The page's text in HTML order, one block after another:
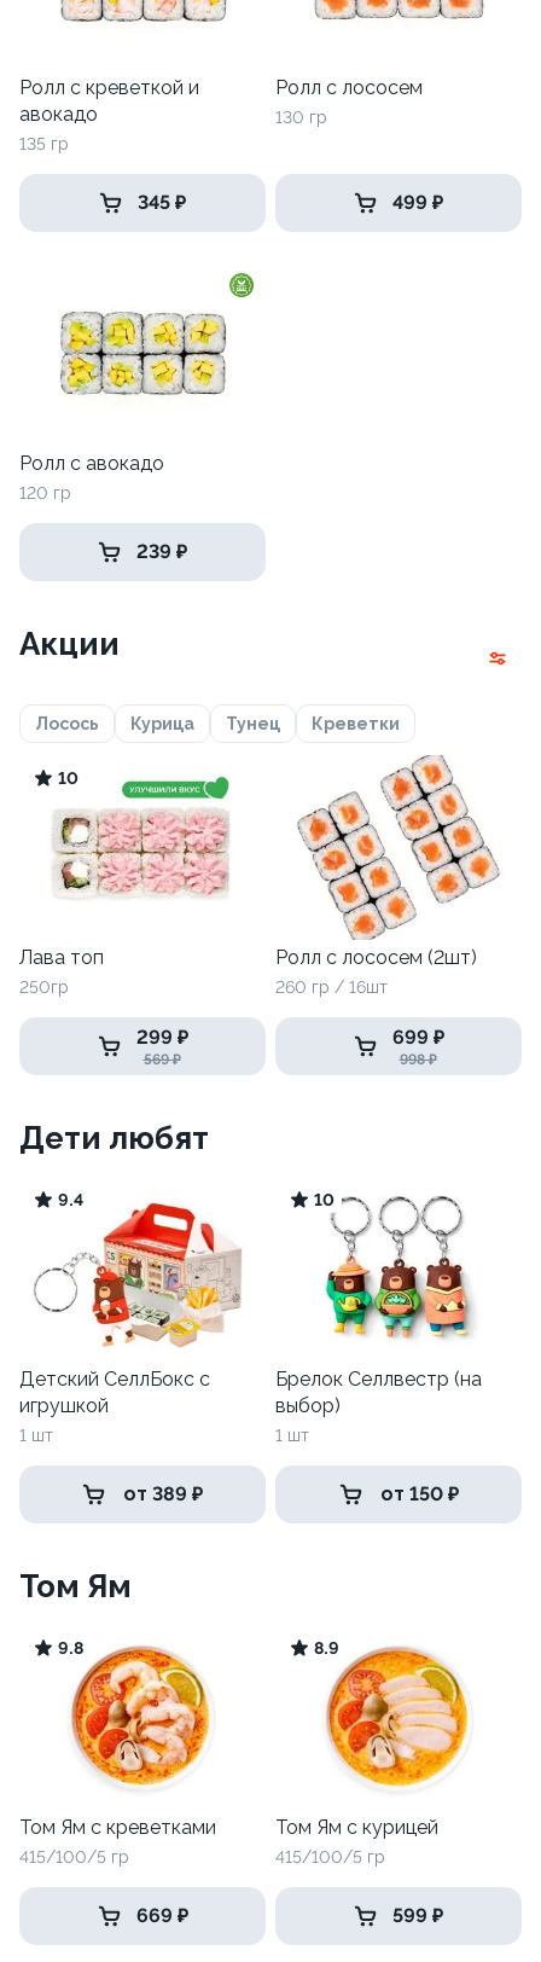
Ролл с креветкой и
авокадо
135 гр
345 ₽
Ролл с лососем
130 гр
499 ₽
Ролл с авокадо
120 гр
239 ₽
Акции
Лосось Курица Тунец Креветки
10
Лава топ
250гр
299 ₽
569 ₽
Ролл с лососем (2шт)
260 гр / 16шт
699 ₽
998 ₽
Дети любят
9.4
Детский СеллБокс с
игрушкой
1 шт
от 389 ₽
10
Брелок Селлвестр (на
выбор)
1 шт
от 150 ₽
Том Ям
9.8
Том Ям с креветками
415/100/5 гр
669 ₽
8.9
Том Ям с курицей
415/100/5 гр
599 ₽